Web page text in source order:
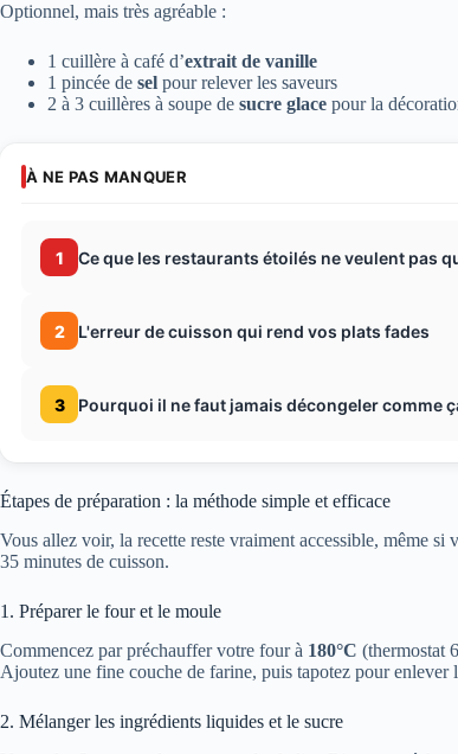
Optionnel, mais très agréable :
1 cuillère à café d’extrait de vanille
1 pincée de sel pour relever les saveurs
2 à 3 cuillères à soupe de sucre glace pour la
À NE PAS MANQUER
1 Ce que les restaurants étoilés ne veulent pas
2 L'erreur de cuisson qui rend vos plats fades
3 Pourquoi il ne faut jamais décongeler comme
Étapes de préparation : la méthode simple et efficace
Vous allez voir, la recette reste vraiment accessible, même
35 minutes de cuisson.
1. Préparer le four et le moule
Commencez par préchauffer votre four à 180°C (thermostat
Ajoutez une fine couche de farine, puis tapotez pour enlever
2. Mélanger les ingrédients liquides et le sucre